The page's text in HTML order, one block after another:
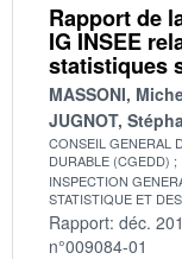
Rapport de
IG INSEE
statistiques
MASSONI,
JUGNOT,
CONSEIL GENERAL
DURABLE (CGEDD)
INSPECTION
STATISTIQUE ET
Rapport: déc.
n°009084-01